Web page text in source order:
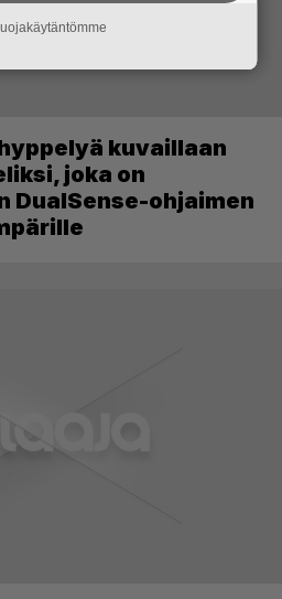
kuvaillaan
joka on
DualSense-ohjaimen